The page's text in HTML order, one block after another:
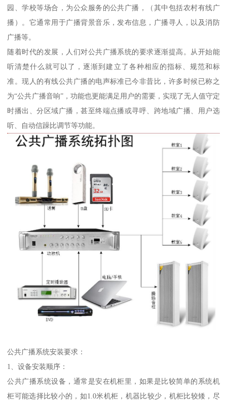
园、学校等场合，为公众服务的公共广播，（其中包括农村有线广
播）。它通常用于广播背景音乐，发布信息，广播寻人，以及消防
广播等。
随着时代的发展，人们对公共广播系统的要求逐渐提高。从开始能
听清楚什么就可以了，逐渐到建立了各种相应的指标、规范和标
准。现人的有线公共广播的电声标准已今非昔比，许多时候已称之
为“公共广播音响”，功能也更能满足用户的需要，实现了无人值守定
时播出、分区域广播，甚至终端点播或寻呼、跨地域广播、用户选
听、自动信躁比调节等功能。
公共广播系统安装要求：
1、设备安装顺序：
公共广播系统设备，通常是安在机柜里，如果是比较简单的系统机
柜可能选择比较小的，如1.0米机柜，机器比较少，机柜比较矮，尽